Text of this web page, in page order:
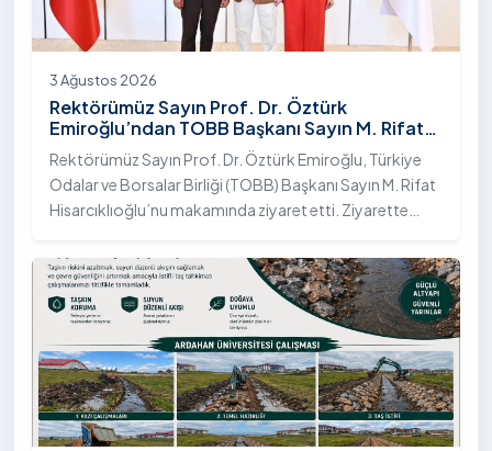
3 Ağustos 2026
Rektörümüz Sayın Prof. Dr. Öztürk
Emiroğlu’ndan TOBB Başkanı Sayın M. Rifat
Hisarcıklıoğlu’na Ziyaret
Rektörümüz Sayın Prof. Dr. Öztürk Emiroğlu, Türkiye
Odalar ve Borsalar Birliği (TOBB) Başkanı Sayın M. Rifat
Hisarcıklıoğlu’nu makamında ziyaret etti. Ziyarette
Emiroğlu Hanımefendi eşlik etti.